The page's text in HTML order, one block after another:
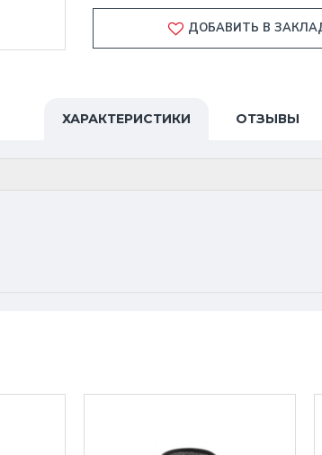
ДОБАВИТЬ В
ХАРАКТЕРИСТИКИ ОТЗЫВЫ